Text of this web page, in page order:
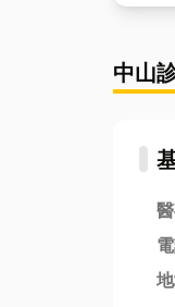
中山